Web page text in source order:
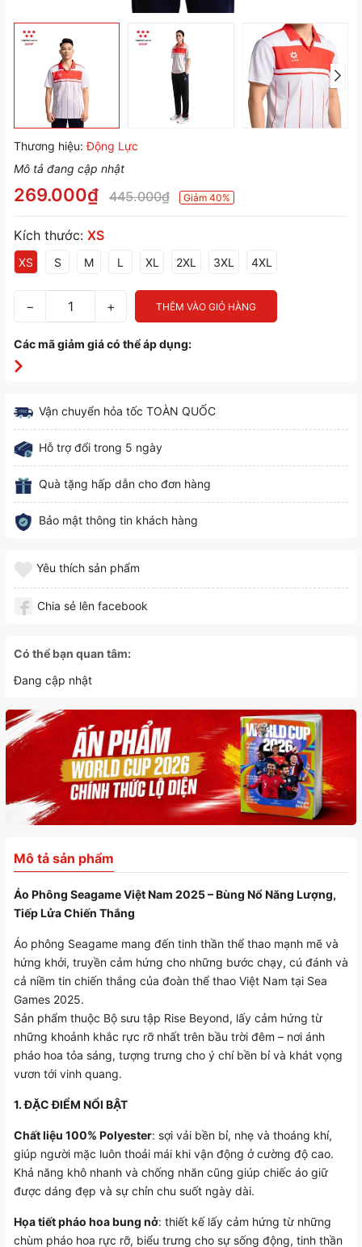
Thương hiệu: Động Lực
Mô tả đang cập nhật
269.000₫ 445.000₫ Giảm 40%
Kích thước: XS
XS S M L XL 2XL 3XL 4XL
− + THÊM VÀO GIỎ HÀNG
Các mã giảm giá có thể áp dụng:
Vận chuyển hỏa tốc TOÀN QUỐC
Hỗ trợ đổi trong 5 ngày
Quà tặng hấp dẫn cho đơn hàng
Bảo mật thông tin khách hàng
Yêu thích sản phẩm
Chia sẻ lên facebook
Có thể bạn quan tâm:
Đang cập nhật
Mô tả sản phẩm
Áo Phông Seagame Việt Nam 2025 – Bùng Nổ Năng Lượng,
Tiếp Lửa Chiến Thắng
Áo phông Seagame mang đến tinh thần thể thao mạnh mẽ và
hứng khởi, truyền cảm hứng cho những bước chạy, cú đánh và
cả niềm tin chiến thắng của đoàn thể thao Việt Nam tại Sea
Games 2025.
Sản phẩm thuộc Bộ sưu tập Rise Beyond, lấy cảm hứng từ
những khoảnh khắc rực rỡ nhất trên bầu trời đêm – nơi ánh
pháo hoa tỏa sáng, tượng trưng cho ý chí bền bỉ và khát vọng
vươn tới vinh quang.
1. ĐẶC ĐIỂM NỔI BẬT
Chất liệu 100% Polyester: sợi vải bền bỉ, nhẹ và thoáng khí,
giúp người mặc luôn thoải mái khi vận động ở cường độ cao.
Khả năng khô nhanh và chống nhăn cũng giúp chiếc áo giữ
được dáng đẹp và sự chỉn chu suốt ngày dài.
Họa tiết pháo hoa bung nở: thiết kế lấy cảm hứng từ những
chùm pháo hoa rực rỡ, biểu trưng cho sự sống động, tinh thần